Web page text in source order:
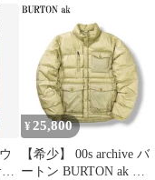
ズ
¥ 25,800
【希少】 00s archive バ
ートン BURTON ak グ